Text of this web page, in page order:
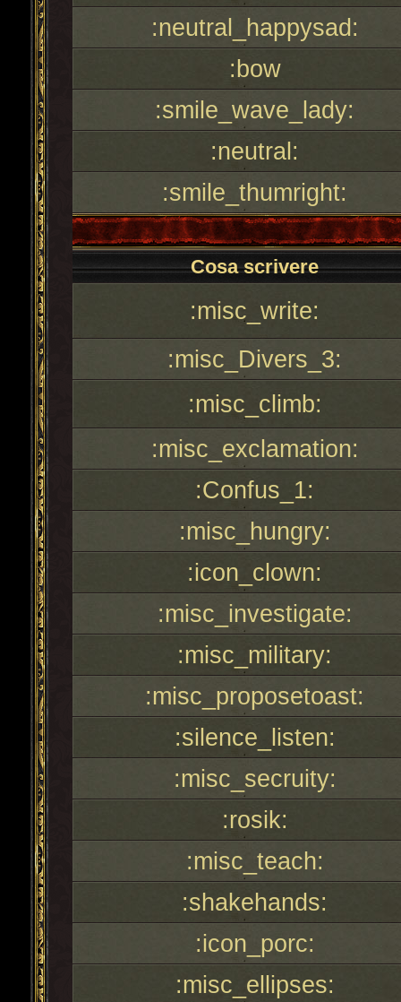
:neutral_happysad:
:bow
:smile_wave_lady:
:neutral:
:smile_thumright:
Cosa scrivere
:misc_write:
:misc_Divers_3:
:misc_climb:
:misc_exclamation:
:Confus_1:
:misc_hungry:
:icon_clown:
:misc_investigate:
:misc_military:
:misc_proposetoast:
:silence_listen:
:misc_secruity:
:rosik:
:misc_teach:
:shakehands:
:icon_porc:
:misc_ellipses: